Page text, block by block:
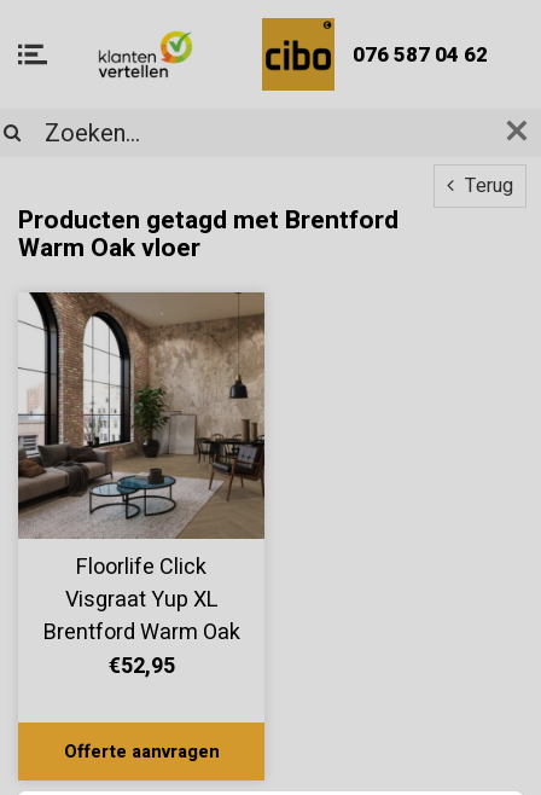
076 587 04 62
Terug
Producten getagd met Brentford
Warm Oak vloer
Floorlife Click
Visgraat Yup XL
Brentford Warm Oak
2003
€52,95
Offerte aanvragen